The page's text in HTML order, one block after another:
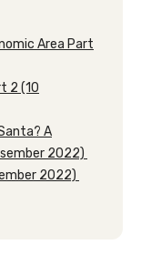
Area Part
2 (10
A
2022)
2022)